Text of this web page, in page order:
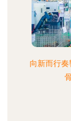
向新而行